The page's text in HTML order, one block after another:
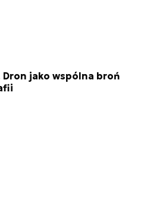
jako wspólna broń